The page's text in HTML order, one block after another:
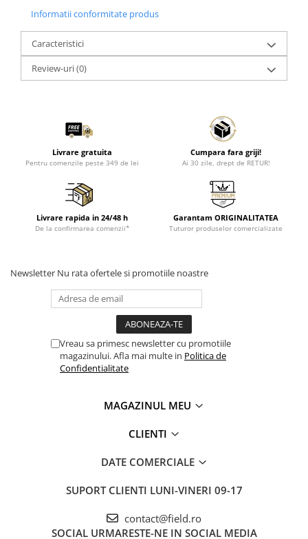
Informatii conformitate produs
Caracteristici
Review-uri(0)
Livrare gratuita
Pentru comenzile peste 349 de lei
Cumpara fara griji!
Ai 30 zile, drept de RETUR!
Livrare rapida in 24/48 h
De la confirmarea comenzii*
Garantam ORIGINALITATEA
Tuturor produselor comercializate
Newsletter Nu rata ofertele si promotiile noastre
Vreau sa primesc newsletter cu promotiile
magazinului. Afla mai multe in Politica de
Confidentialitate
MAGAZINUL MEU
CLIENTI
DATE COMERCIALE
SUPORT CLIENTI LUNI-VINERI 09-17
contact@field.ro
SOCIAL URMARESTE-NE IN SOCIAL MEDIA